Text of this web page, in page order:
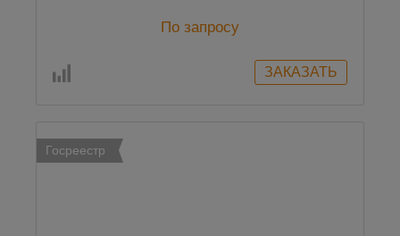
По запросу
Госреестр